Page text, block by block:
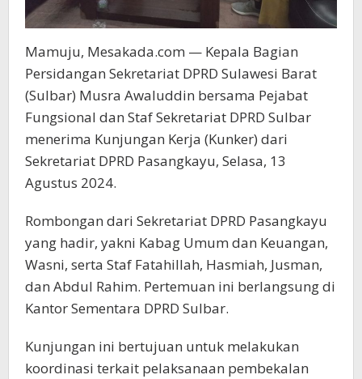
Mamuju, Mesakada.com — Kepala Bagian
Persidangan Sekretariat DPRD Sulawesi Barat
(Sulbar) Musra Awaluddin bersama Pejabat
Fungsional dan Staf Sekretariat DPRD Sulbar
menerima Kunjungan Kerja (Kunker) dari
Sekretariat DPRD Pasangkayu, Selasa, 13
Agustus 2024.
Rombongan dari Sekretariat DPRD Pasangkayu
yang hadir, yakni Kabag Umum dan Keuangan,
Wasni, serta Staf Fatahillah, Hasmiah, Jusman,
dan Abdul Rahim. Pertemuan ini berlangsung di
Kantor Sementara DPRD Sulbar.
Kunjungan ini bertujuan untuk melakukan
koordinasi terkait pelaksanaan pembekalan